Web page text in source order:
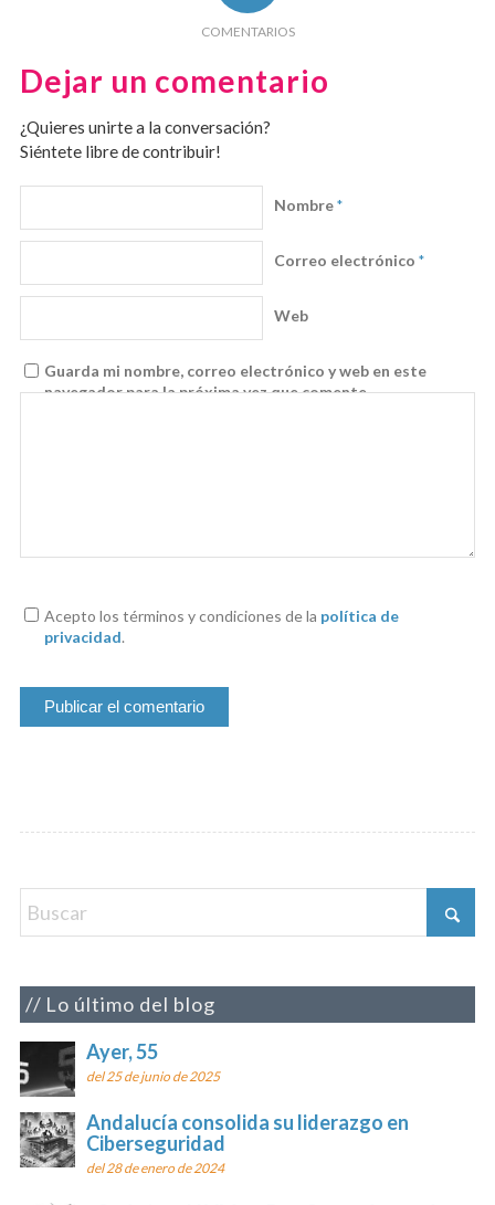
COMENTARIOS
Dejar un comentario
¿Quieres unirte a la conversación?
Siéntete libre de contribuir!
Nombre*
Correo electrónico *
Web
Guarda mi nombre, correo electrónico y web en este
navegador para la próxima vez que comente.
Acepto los términos y condiciones de la política de
privacidad.
Lo último del blog
Ayer, 55
del 25 de junio de 2025
Andalucía consolida su liderazgo en
Ciberseguridad
del 28 de enero de 2024